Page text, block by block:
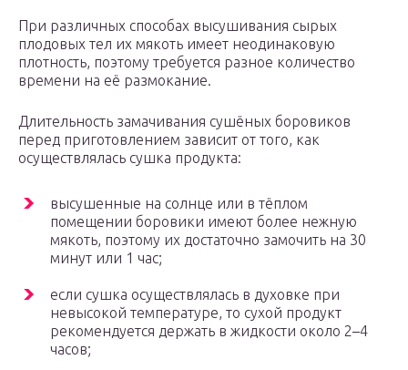
При различных способах высушивания сырых
плодовых тел их мякоть имеет неодинаковую
плотность, поэтому требуется разное количество
времени на её размокание.
Длительность замачивания сушёных боровиков
перед приготовлением зависит от того, как
осуществлялась сушка продукта:
высушенные на солнце или в тёплом
помещении боровики имеют более нежную
мякоть, поэтому их достаточно замочить на 30
минут или 1 час;
если сушка осуществлялась в духовке при
невысокой температуре, то сухой продукт
рекомендуется держать в жидкости около 2–4
часов;